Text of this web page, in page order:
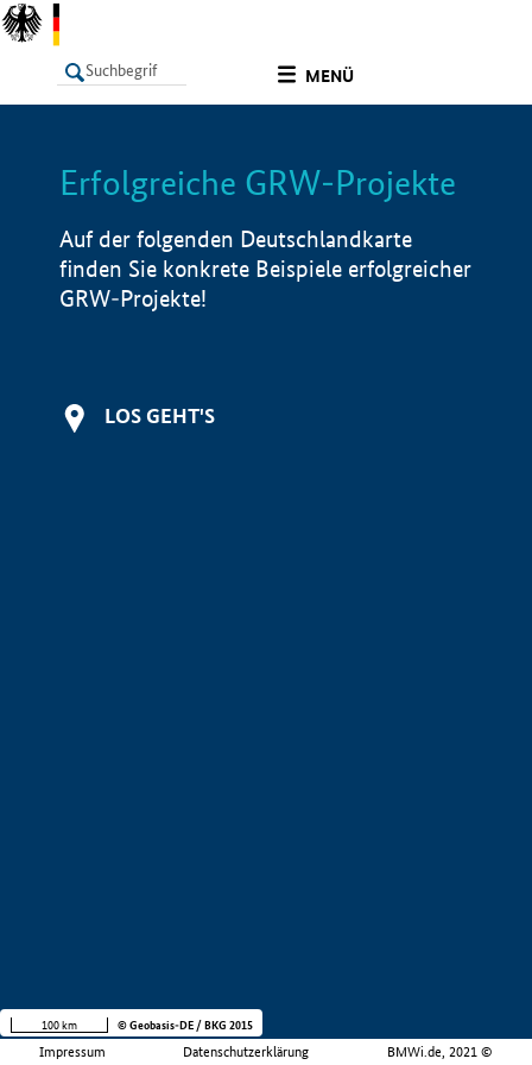
MENÜ
LISTE Info
Erfolgreiche GRW-Projekte
Auf der folgenden Deutschlandkarte
finden Sie konkrete Beispiele erfolgreicher
GRW-Projekte!
LOS GEHT'S
Impressum Datenschutzerklärung BMWi.de, 2021 ©
100 km © Geobasis-DE / BKG 2015